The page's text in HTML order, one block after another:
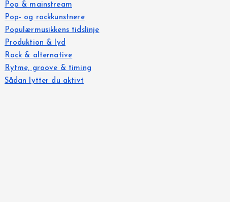
Pop & mainstream
Pop- og rockkunstnere
Populærmusikkens tidslinje
Produktion & lyd
Rock & alternative
Rytme, groove & timing
Sådan lytter du aktivt